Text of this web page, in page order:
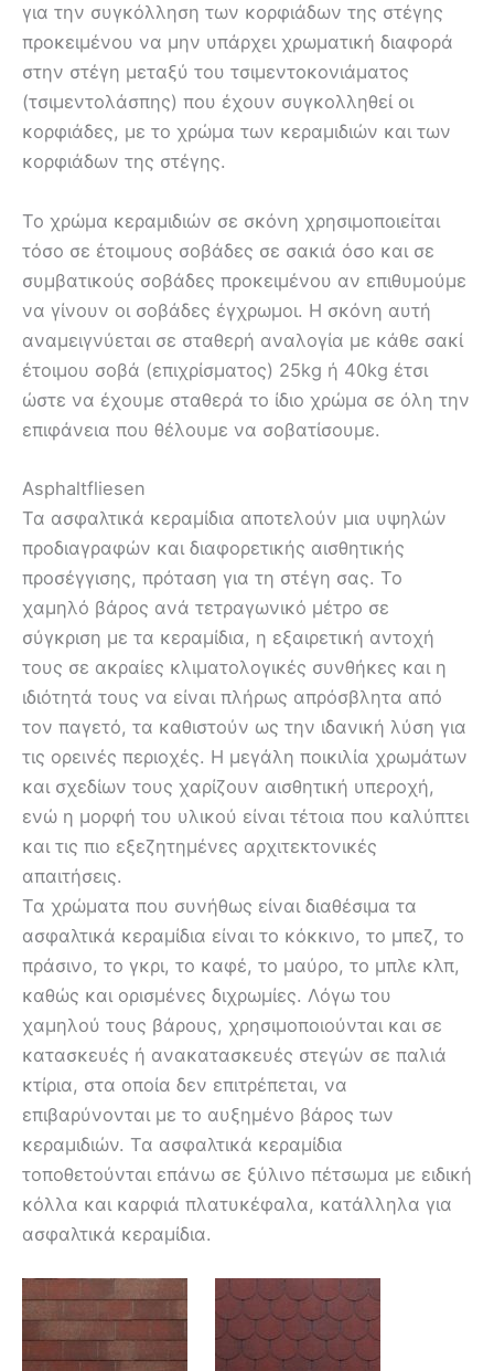
για την συγκόλληση των κορφιάδων της στέγης
προκειμένου να μην υπάρχει χρωματική διαφορά
στην στέγη μεταξύ του τσιμεντοκονιάματος
(τσιμεντολάσπης) που έχουν συγκολληθεί οι
κορφιάδες, με το χρώμα των κεραμιδιών και των
κορφιάδων της στέγης.
Το χρώμα κεραμιδιών σε σκόνη χρησιμοποιείται
τόσο σε έτοιμους σοβάδες σε σακιά όσο και σε
συμβατικούς σοβάδες προκειμένου αν επιθυμούμε
να γίνουν οι σοβάδες έγχρωμοι. Η σκόνη αυτή
αναμειγνύεται σε σταθερή αναλογία με κάθε σακί
έτοιμου σοβά (επιχρίσματος) 25kg ή 40kg έτσι
ώστε να έχουμε σταθερά το ίδιο χρώμα σε όλη την
επιφάνεια που θέλουμε να σοβατίσουμε.
Asphaltfliesen
Τα ασφαλτικά κεραμίδια αποτελούν μια υψηλών
προδιαγραφών και διαφορετικής αισθητικής
προσέγγισης, πρόταση για τη στέγη σας. Το
χαμηλό βάρος ανά τετραγωνικό μέτρο σε
σύγκριση με τα κεραμίδια, η εξαιρετική αντοχή
τους σε ακραίες κλιματολογικές συνθήκες και η
ιδιότητά τους να είναι πλήρως απρόσβλητα από
τον παγετό, τα καθιστούν ως την ιδανική λύση για
τις ορεινές περιοχές. Η μεγάλη ποικιλία χρωμάτων
και σχεδίων τους χαρίζουν αισθητική υπεροχή,
ενώ η μορφή του υλικού είναι τέτοια που καλύπτει
και τις πιο εξεζητημένες αρχιτεκτονικές
απαιτήσεις.
Τα χρώματα που συνήθως είναι διαθέσιμα τα
ασφαλτικά κεραμίδια είναι το κόκκινο, το μπεζ, το
πράσινο, το γκρι, το καφέ, το μαύρο, το μπλε κλπ,
καθώς και ορισμένες διχρωμίες. Λόγω του
χαμηλού τους βάρους, χρησιμοποιούνται και σε
κατασκευές ή ανακατασκευές στεγών σε παλιά
κτίρια, στα οποία δεν επιτρέπεται, να
επιβαρύνονται με το αυξημένο βάρος των
κεραμιδιών. Τα ασφαλτικά κεραμίδια
τοποθετούνται επάνω σε ξύλινο πέτσωμα με ειδική
κόλλα και καρφιά πλατυκέφαλα, κατάλληλα για
ασφαλτικά κεραμίδια.